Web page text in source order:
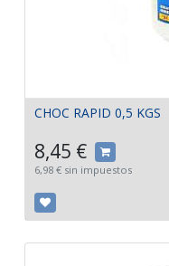
CHOC RAPID 0,5 KGS
8,45 €
6,98 € sin impuestos